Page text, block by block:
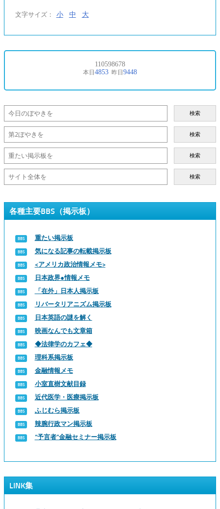
文字サイズ： 小 中 大
検索
検索
検索
検索
各種主要BBS（掲示板）
重たい掲示板
気になる記事の転載掲示板
<アメリカ政治情報メモ>
日本政界●情報メモ
「在外」日本人掲示板
リバータリアニズム掲示板
日本英語の謎を解く
映画なんでも文章箱
◆法律学のカフェ◆
理科系掲示板
金融情報メモ
小室直樹文献目録
近代医学・医療掲示板
ふじむら掲示板
辣腕行政マン掲示板
“予言者”金融セミナー掲示板
LINK集